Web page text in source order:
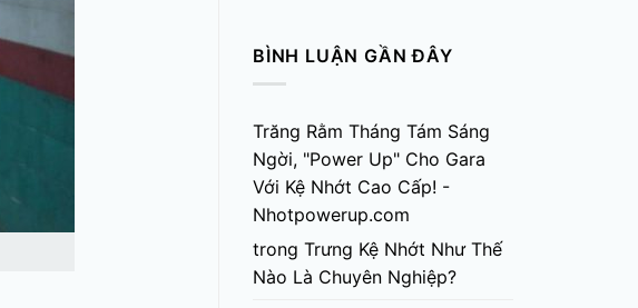
BÌNH LUẬN GẦN ĐÂY
Trăng Rằm Tháng Tám Sáng
Ngời, "Power Up" Cho Gara
Với Kệ Nhớt Cao Cấp! -
Nhotpowerup.com
trong Trưng Kệ Nhớt Như Thế
Nào Là Chuyên Nghiệp?